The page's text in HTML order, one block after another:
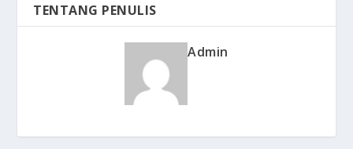
TENTANG PENULIS
Admin